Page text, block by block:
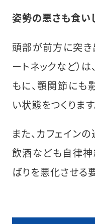
姿勢の悪さも食い
頭部が前方に突き
ートネックなど）
もに、顎関節にも
い状態をつくります
また、カフェイン
飲酒なども自律神
ばりを悪化させる